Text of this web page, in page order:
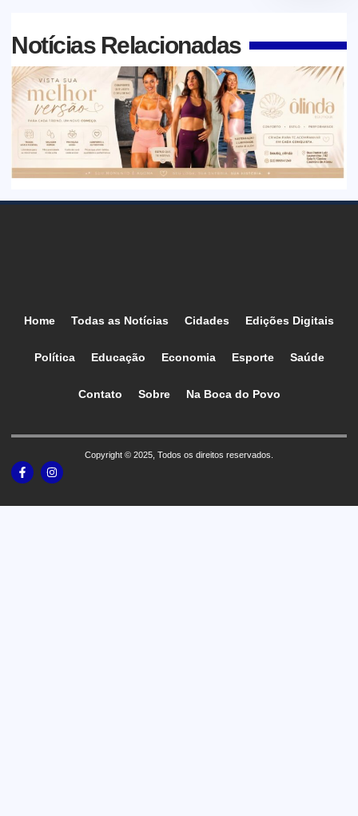
Notícias Relacionadas
Home Todas as Notícias Cidades Edições Digitais
Política Educação Economia Esporte Saúde
Contato Sobre Na Boca do Povo
Copyright © 2025, Todos os direitos reservados.